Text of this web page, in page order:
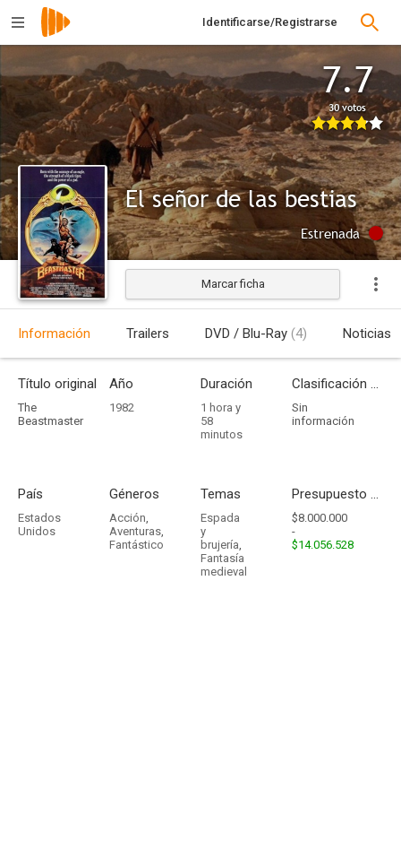
Identificarse/Registrarse
7.7
30 votos
El señor de las bestias
Estrenada
Marcar ficha
Información Trailers DVD / Blu-Ray (4) Noticias
Título original
The
Beastmaster
Año
1982
Duración
1 hora y
58
minutos
Clasificación por edades
Sin
información
País
Estados
Unidos
Géneros
Acción,
Aventuras,
Fantástico
Temas
Espada
y
brujería,
Fantasía
medieval
Presupuesto - Ingresos
$8.000.000
-
$14.056.528